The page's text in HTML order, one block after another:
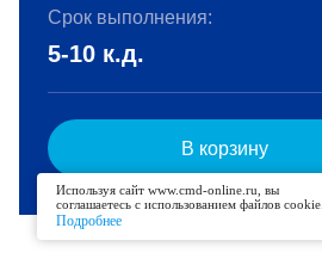
Срок выполнения:
5-10 к.д.
В корзину
Используя сайт www.cmd-online.ru, вы
соглашаетесь с использованием файлов cookie.
Подробнее